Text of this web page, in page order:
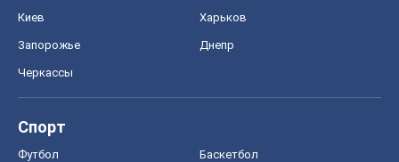
Киев Харьков
Запорожье Днепр
Черкассы
Спорт
Футбол Баскетбол